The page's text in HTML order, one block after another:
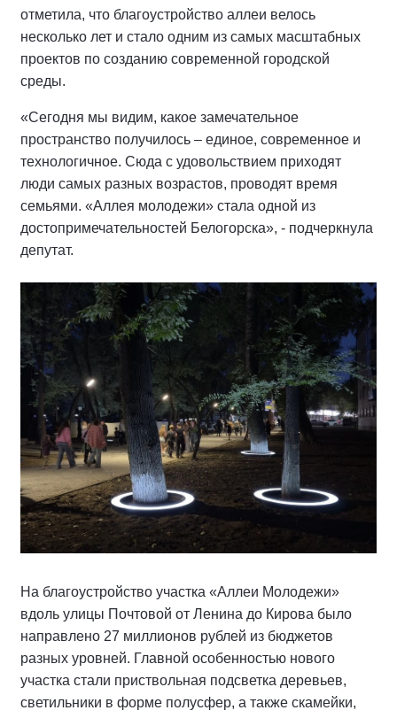
отметила, что благоустройство аллеи велось
несколько лет и стало одним из самых масштабных
проектов по созданию современной городской
среды.
«Сегодня мы видим, какое замечательное
пространство получилось – единое, современное и
технологичное. Сюда с удовольствием приходят
люди самых разных возрастов, проводят время
семьями. «Аллея молодежи» стала одной из
достопримечательностей Белогорска», - подчеркнула
депутат.
На благоустройство участка «Аллеи Молодежи»
вдоль улицы Почтовой от Ленина до Кирова было
направлено 27 миллионов рублей из бюджетов
разных уровней. Главной особенностью нового
участка стали приствольная подсветка деревьев,
светильники в форме полусфер, а также скамейки,